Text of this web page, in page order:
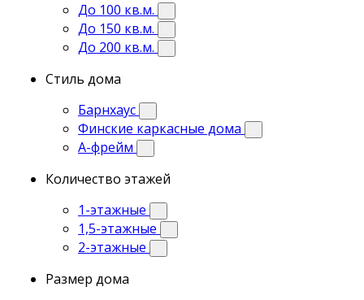
До 100 кв.м.
До 150 кв.м.
До 200 кв.м.
Стиль дома
Барнхаус
Финские каркасные дома
А-фрейм
Количество этажей
1-этажные
1,5-этажные
2-этажные
Размер дома